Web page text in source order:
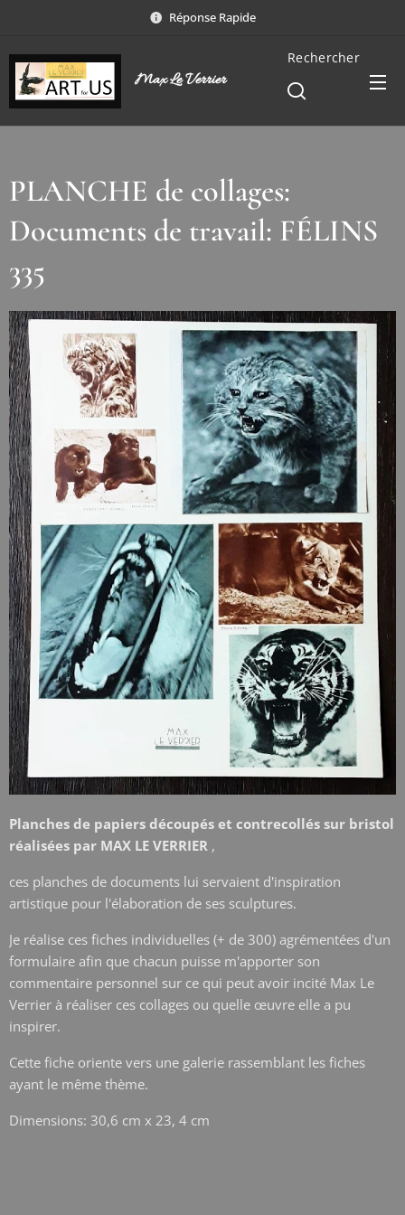
Réponse Rapide
Max Le Verrier
Rechercher
PLANCHE de collages:
Documents de travail: FÉLINS
335
Planches de papiers découpés et contrecollés sur bristol
réalisées par MAX LE VERRIER ,
ces planches de documents lui servaient d'inspiration
artistique pour l'élaboration de ses sculptures.
Je réalise ces fiches individuelles (+ de 300) agrémentées d'un
formulaire afin que chacun puisse m'apporter son
commentaire personnel sur ce qui peut avoir incité Max Le
Verrier à réaliser ces collages ou quelle œuvre elle a pu
inspirer.
Cette fiche oriente vers une galerie rassemblant les fiches
ayant le même thème.
Dimensions: 30,6 cm x 23, 4 cm